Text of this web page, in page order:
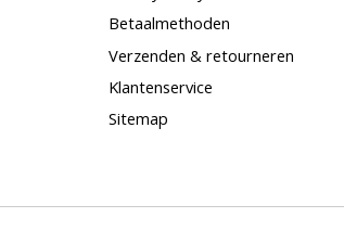
Betaalmethoden
Verzenden & retourneren
Klantenservice
Sitemap